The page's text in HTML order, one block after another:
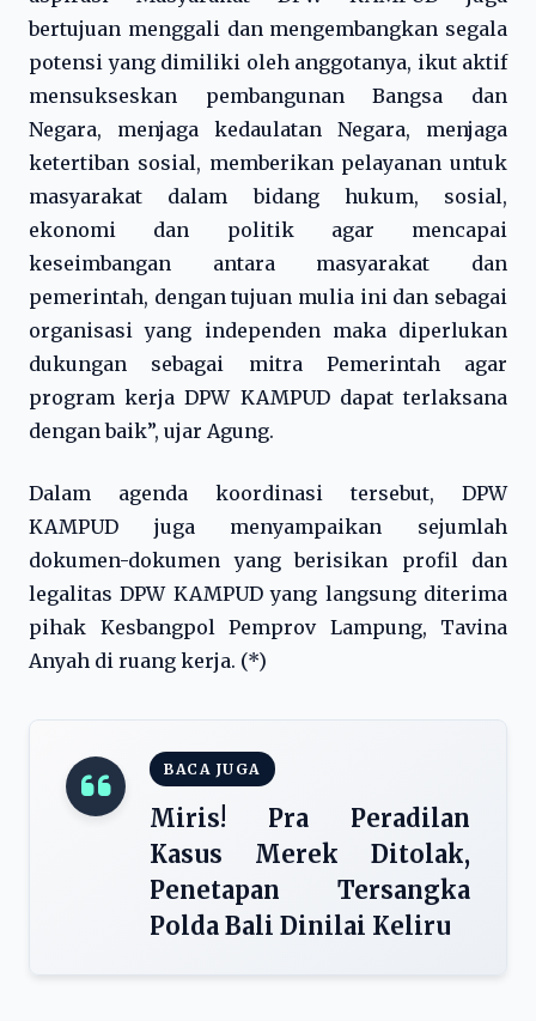
bertujuan menggali dan mengembangkan segala
potensi yang dimiliki oleh anggotanya, ikut aktif
mensukseskan pembangunan Bangsa dan
Negara, menjaga kedaulatan Negara, menjaga
ketertiban sosial, memberikan pelayanan untuk
masyarakat dalam bidang hukum, sosial,
ekonomi dan politik agar mencapai
keseimbangan antara masyarakat dan
pemerintah, dengan tujuan mulia ini dan sebagai
organisasi yang independen maka diperlukan
dukungan sebagai mitra Pemerintah agar
program kerja DPW KAMPUD dapat terlaksana
dengan baik”, ujar Agung.
Dalam agenda koordinasi tersebut, DPW
KAMPUD juga menyampaikan sejumlah
dokumen-dokumen yang berisikan profil dan
legalitas DPW KAMPUD yang langsung diterima
pihak Kesbangpol Pemprov Lampung, Tavina
Anyah di ruang kerja. (*)
BACA JUGA
Miris! Pra Peradilan
Kasus Merek Ditolak,
Penetapan Tersangka
Polda Bali Dinilai Keliru